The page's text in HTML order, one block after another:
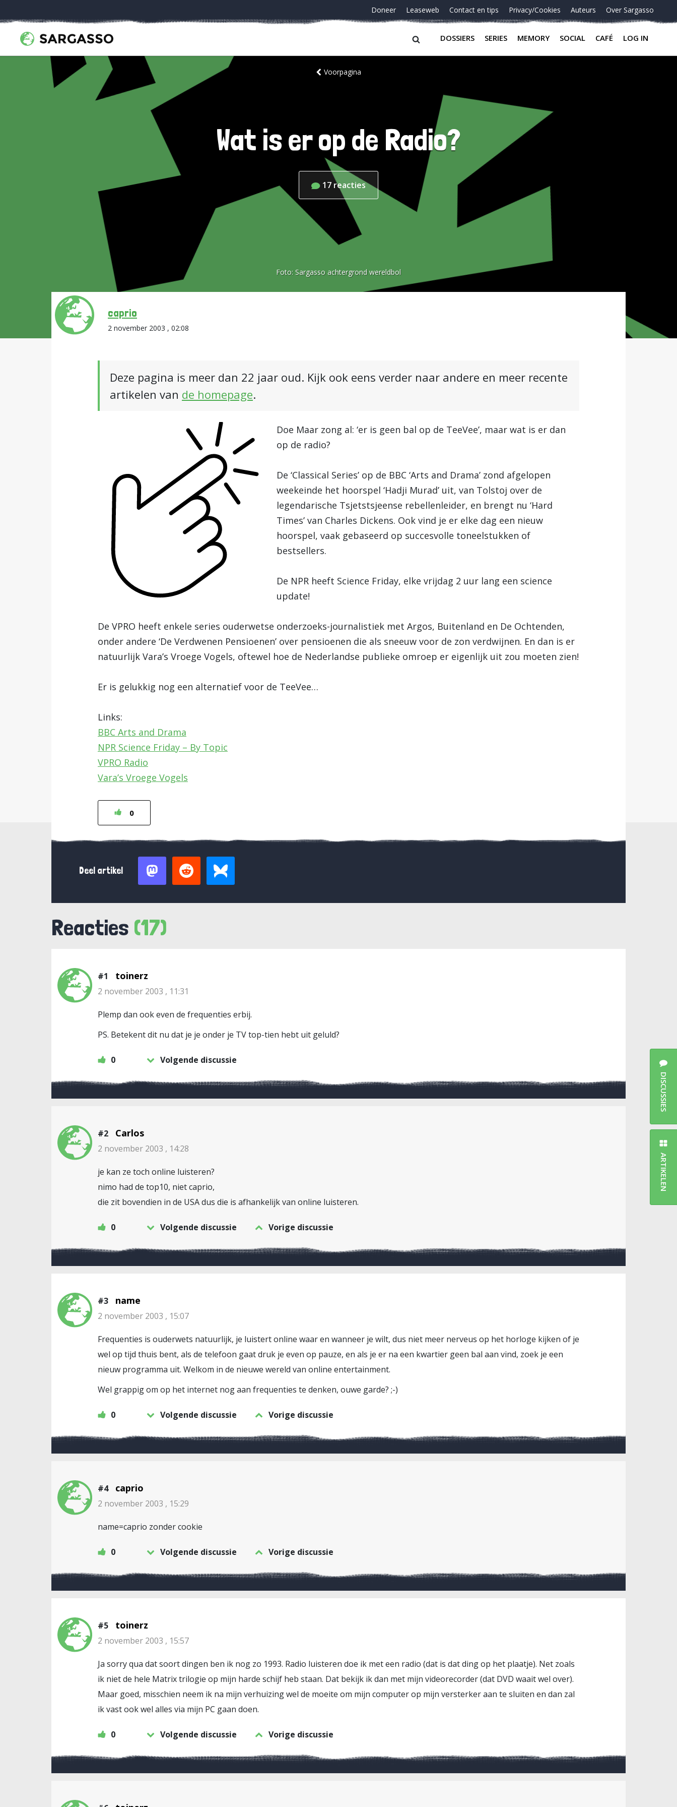
Doneer Leaseweb Contact en tips Privacy/Cookies Auteurs Over Sargasso
DOSSIERS SERIES MEMORY SOCIAL CAFÉ LOG IN
Voorpagina
Wat is er op de Radio?
17 reacties
Foto: Sargasso achtergrond wereldbol
caprio
2 november 2003 , 02:08
Deze pagina is meer dan 22 jaar oud. Kijk ook eens verder naar andere en meer recente
artikelen van de homepage.
Doe Maar zong al: ‘er is geen bal op de TeeVee’, maar wat is er dan
op de radio?
De ‘Classical Series’ op de BBC ‘Arts and Drama’ zond afgelopen
weekeinde het hoorspel ‘Hadji Murad’ uit, van Tolstoj over de
legendarische Tsjetstsjeense rebellenleider, en brengt nu ‘Hard
Times’ van Charles Dickens. Ook vind je er elke dag een nieuw
hoorspel, vaak gebaseerd op succesvolle toneelstukken of
bestsellers.
De NPR heeft Science Friday, elke vrijdag 2 uur lang een science
update!
De VPRO heeft enkele series ouderwetse onderzoeks-journalistiek met Argos, Buitenland en De Ochtenden,
onder andere ‘De Verdwenen Pensioenen’ over pensioenen die als sneeuw voor de zon verdwijnen. En dan is er
natuurlijk Vara’s Vroege Vogels, oftewel hoe de Nederlandse publieke omroep er eigenlijk uit zou moeten zien!
Er is gelukkig nog een alternatief voor de TeeVee…
Links:
BBC Arts and Drama
NPR Science Friday – By Topic
VPRO Radio
Vara’s Vroege Vogels
0
Deel artikel
Reacties (17)
#1 toinerz
2 november 2003 , 11:31
Plemp dan ook even de frequenties erbij.
PS. Betekent dit nu dat je je onder je TV top-tien hebt uit geluld?
0 Volgende discussie
#2 Carlos
2 november 2003 , 14:28
je kan ze toch online luisteren?
nimo had de top10, niet caprio,
die zit bovendien in de USA dus die is afhankelijk van online luisteren.
0 Volgende discussie Vorige discussie
#3 name
2 november 2003 , 15:07
Frequenties is ouderwets natuurlijk, je luistert online waar en wanneer je wilt, dus niet meer nerveus op het horloge kijken of je
wel op tijd thuis bent, als de telefoon gaat druk je even op pauze, en als je er na een kwartier geen bal aan vind, zoek je een
nieuw programma uit. Welkom in de nieuwe wereld van online entertainment.
Wel grappig om op het internet nog aan frequenties te denken, ouwe garde? ;-)
0 Volgende discussie Vorige discussie
#4 caprio
2 november 2003 , 15:29
name=caprio zonder cookie
0 Volgende discussie Vorige discussie
#5 toinerz
2 november 2003 , 15:57
Ja sorry qua dat soort dingen ben ik nog zo 1993. Radio luisteren doe ik met een radio (dat is dat ding op het plaatje). Net zoals
ik niet de hele Matrix trilogie op mijn harde schijf heb staan. Dat bekijk ik dan met mijn videorecorder (dat DVD waait wel over).
Maar goed, misschien neem ik na mijn verhuizing wel de moeite om mijn computer op mijn versterker aan te sluiten en dan zal
ik vast ook wel alles via mijn PC gaan doen.
0 Volgende discussie Vorige discussie
DISCUSSIES
ARTIKELEN